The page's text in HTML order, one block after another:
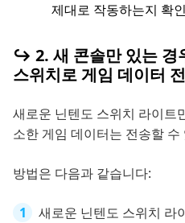
제대로 작동하는지 확
↪️ 2. 새 콘솔만 있는 경
스위치로 게임 데이터
새로운 닌텐도 스위치 라이트
소한 게임 데이터는 전송할 수
방법은 다음과 같습니다:
새로운 닌텐도 스위치 라